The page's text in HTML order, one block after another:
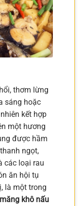
thơm lừng
sáng hoặc
kết hợp
một hương
được hầm
ngọt,
các loại rau
ăn hội tụ
là một trong
măng khô nấu